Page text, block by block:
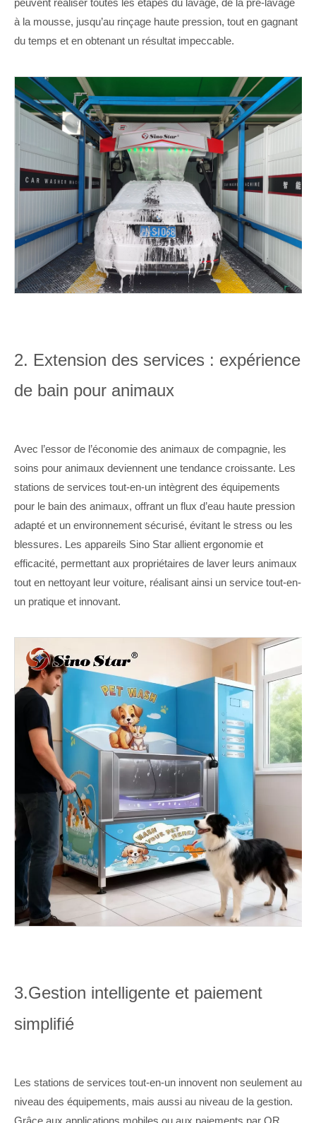
peuvent réaliser toutes les étapes du lavage, de la pré-lavage
à la mousse, jusqu’au rinçage haute pression, tout en gagnant
du temps et en obtenant un résultat impeccable.
2. Extension des services : expérience
de bain pour animaux
Avec l’essor de l’économie des animaux de compagnie, les
soins pour animaux deviennent une tendance croissante. Les
stations de services tout-en-un intègrent des équipements
pour le bain des animaux, offrant un flux d’eau haute pression
adapté et un environnement sécurisé, évitant le stress ou les
blessures. Les appareils Sino Star allient ergonomie et
efficacité, permettant aux propriétaires de laver leurs animaux
tout en nettoyant leur voiture, réalisant ainsi un service tout-en-
un pratique et innovant.
3.Gestion intelligente et paiement
simplifié
Les stations de services tout-en-un innovent non seulement au
niveau des équipements, mais aussi au niveau de la gestion.
Grâce aux applications mobiles ou aux paiements par QR